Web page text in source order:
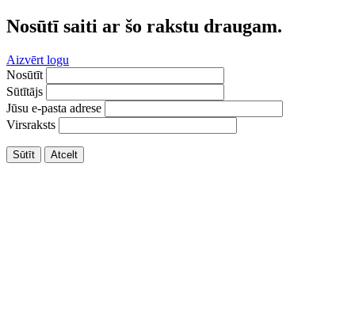
Nosūtī saiti ar šo rakstu draugam.
Aizvērt logu
Nosūtīt
Sūtītājs
Jūsu e-pasta adrese
Virsraksts
Sūtīt Atcelt